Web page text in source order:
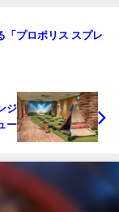
「プロポリス スプレ
ジ
ー